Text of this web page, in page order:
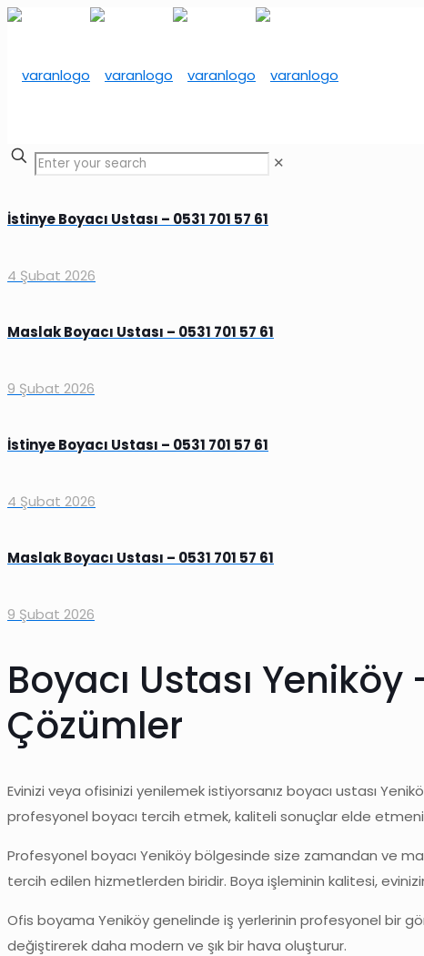
✕
İstinye Boyacı Ustası – 0531 701 57 61
4 Şubat 2026
Maslak Boyacı Ustası – 0531 701 57 61
9 Şubat 2026
İstinye Boyacı Ustası – 0531 701 57 61
4 Şubat 2026
Maslak Boyacı Ustası – 0531 701 57 61
9 Şubat 2026
Boyacı Ustası
Çözümler
Evinizi veya ofisinizi yenilemek istiyorsanız boyacı ustası
profesyonel boyacı tercih etmek, kaliteli sonuçlar elde
Profesyonel boyacı Yeniköy bölgesinde size zamandan ve
tercih edilen hizmetlerden biridir. Boya işleminin kalitesi,
Ofis boyama Yeniköy genelinde iş yerlerinin profesyonel bir
değiştirerek daha modern ve şık bir hava oluşturur.